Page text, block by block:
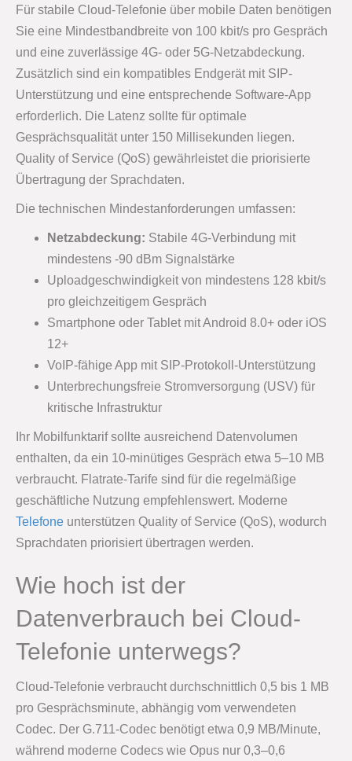
Für stabile Cloud-Telefonie über mobile Daten benötigen
Sie eine Mindestbandbreite von 100 kbit/s pro Gespräch
und eine zuverlässige 4G- oder 5G-Netzabdeckung.
Zusätzlich sind ein kompatibles Endgerät mit SIP-
Unterstützung und eine entsprechende Software-App
erforderlich. Die Latenz sollte für optimale
Gesprächsqualität unter 150 Millisekunden liegen.
Quality of Service (QoS) gewährleistet die priorisierte
Übertragung der Sprachdaten.
Die technischen Mindestanforderungen umfassen:
Netzabdeckung: Stabile 4G-Verbindung mit
mindestens -90 dBm Signalstärke
Uploadgeschwindigkeit von mindestens 128 kbit/s
pro gleichzeitigem Gespräch
Smartphone oder Tablet mit Android 8.0+ oder iOS
12+
VoIP-fähige App mit SIP-Protokoll-Unterstützung
Unterbrechungsfreie Stromversorgung (USV) für
kritische Infrastruktur
Ihr Mobilfunktarif sollte ausreichend Datenvolumen
enthalten, da ein 10-minütiges Gespräch etwa 5–10 MB
verbraucht. Flatrate-Tarife sind für die regelmäßige
geschäftliche Nutzung empfehlenswert. Moderne
Telefone unterstützen Quality of Service (QoS), wodurch
Sprachdaten priorisiert übertragen werden.
Wie hoch ist der
Datenverbrauch bei Cloud-
Telefonie unterwegs?
Cloud-Telefonie verbraucht durchschnittlich 0,5 bis 1 MB
pro Gesprächsminute, abhängig vom verwendeten
Codec. Der G.711-Codec benötigt etwa 0,9 MB/Minute,
während moderne Codecs wie Opus nur 0,3–0,6